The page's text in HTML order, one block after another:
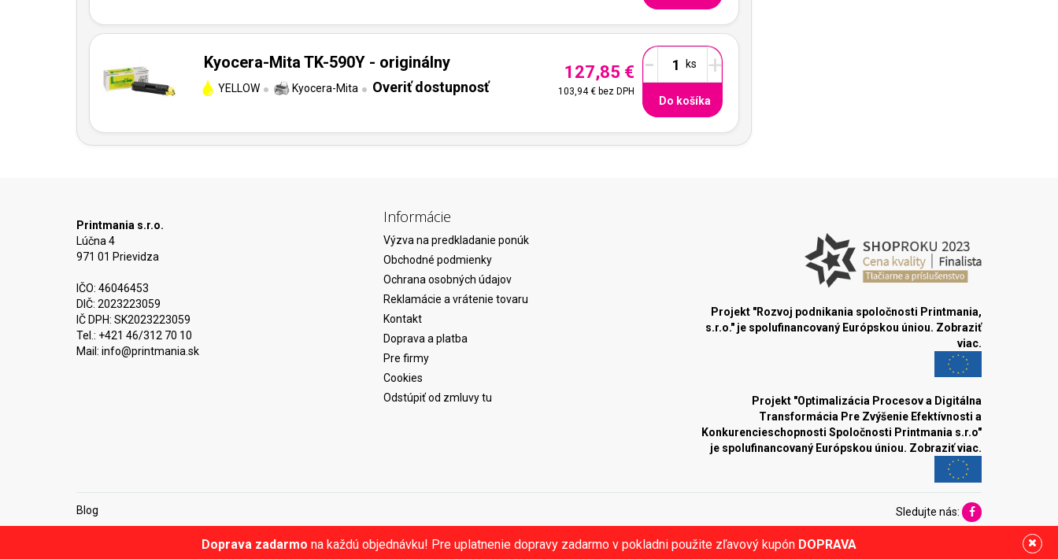
Doprava zadarmo na každú objednávku! Pre uplatnenie dopravy zadarmo v pokladni použite zľavový kupón DOPRAVA
Kyocera-Mita TK-590Y - originálny
YELLOW Kyocera-Mita Overiť dostupnosť
127,85 €
103,94 €bez DPH
- +
Do košíka
Printmania s.r.o.
Lúčna 4
971 01 Prievidza
IČO: 46046453
DIČ: 2023223059
IČ DPH: SK2023223059
Tel.: +421 46/312 70 10
Mail: info@printmania.sk
Informácie
Výzva na predkladanie ponúk
Obchodné podmienky
Ochrana osobných údajov
Reklamácie a vrátenie tovaru
Kontakt
Doprava a platba
Pre firmy
Cookies
Odstúpiť od zmluvy tu
Projekt "Rozvoj podnikania spoločnosti Printmania,
s.r.o." je spolufinancovaný Európskou úniou. Zobraziť
viac.
Projekt "Optimalizácia Procesov a Digitálna
Transformácia Pre Zvýšenie Efektívnosti a
Konkurencieschopnosti Spoločnosti Printmania s.r.o"
je spolufinancovaný Európskou úniou. Zobraziť viac.
Blog Sledujte nás:
NajReklama.sk - tvorba eshopu